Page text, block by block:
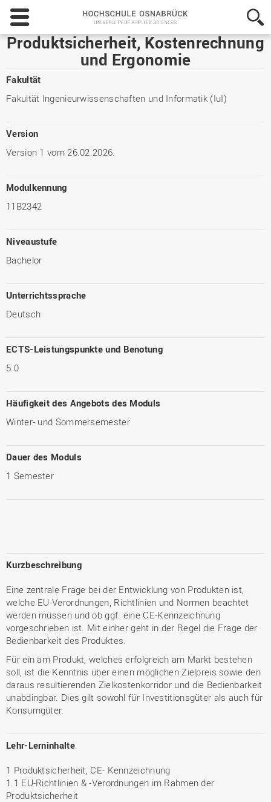
Hochschule
Osnabrück
-
University
Applied
Produktsicherheit, Kostenrechnung
und Ergonomie
Fakultät
Fakultät Ingenieurwissenschaften und Informatik (IuI)
Version
Version 1 vom 26.02.2026.
Modulkennung
11B2342
Niveaustufe
Bachelor
Unterrichtssprache
Deutsch
ECTS-Leistungspunkte und Benotung
5.0
Häufigkeit des Angebots des Moduls
Winter- und Sommersemester
Dauer des Moduls
1 Semester
Kurzbeschreibung
Eine zentrale Frage bei der Entwicklung von Produkten ist,
welche EU-Verordnungen, Richtlinien und Normen beachtet
werden müssen und ob ggf. eine CE-Kennzeichnung
vorgeschrieben ist. Mit einher geht in der Regel die Frage der
Bedienbarkeit des Produktes.
Für ein am Produkt, welches erfolgreich am Markt bestehen
soll, ist die Kenntnis über einen möglichen Zielpreis sowie den
daraus resultierenden Zielkostenkorridor und die Bedienbarkeit
unabdingbar. Dies gilt sowohl für Investitionsgüter als auch für
Konsumgüter.
Lehr-Lerninhalte
1 Produktsicherheit, CE- Kennzeichnung
1.1 EU-Richtlinien & -Verordnungen im Rahmen der
Produktsicherheit